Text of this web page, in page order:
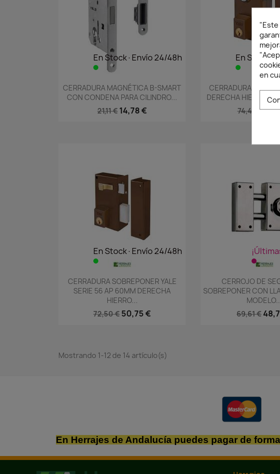
En Stock·Envío 24/48h
 Vista rápida
CERRADURA MAGNÉTICA B-SMART
CON CONDENA PARA CILINDRO...
21,11 € 14,78 €
En
Vista
CERRADURA
DERECHA HIERRO
74,45 €
En Stock·Envío 24/48h
Vista rápida
CERRADURA SOBREPONER YALE
SERIE 56 AP 60MM DERECHA
HIERRO...
72,50 € 50,75 €
 Vista
CERROJO DE
SOBREPONER CON
69,61 €
Mostrando 1-12 de 14 artículo(s)
En Herrajes de Andalucía puedes pagar de
"Este
en